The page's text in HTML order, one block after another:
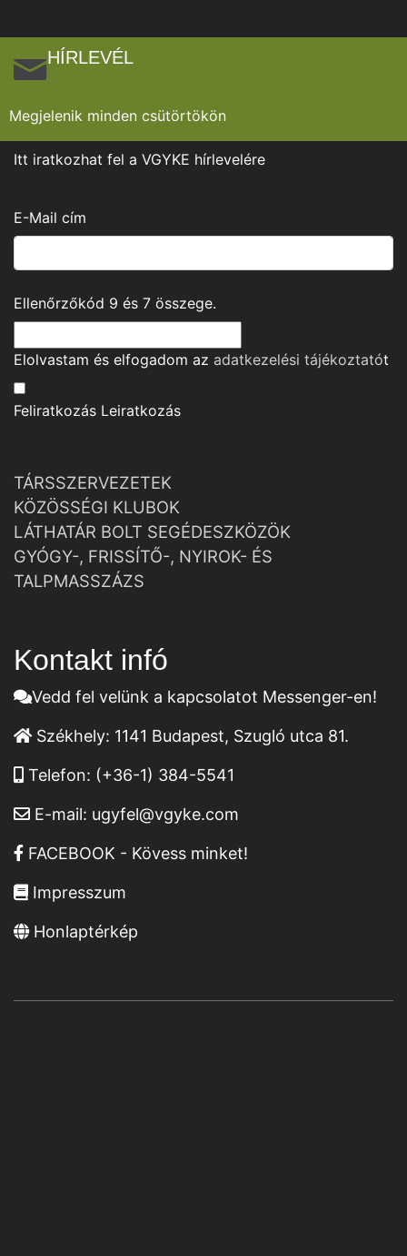
HÍRLEVÉL
Megjelenik minden csütörtökön
Itt iratkozhat fel a VGYKE hírlevelére
E-Mail cím
Ellenőrzőkód 9 és 7 összege.
Elolvastam és elfogadom az adatkezelési tájékoztatót
Feliratkozás Leiratkozás
TÁRSSZERVEZETEK
KÖZÖSSÉGI KLUBOK
LÁTHATÁR BOLT SEGÉDESZKÖZÖK
GYÓGY-, FRISSÍTŐ-, NYIROK- ÉS
TALPMASSZÁZS
Kontakt infó
Vedd fel velünk a kapcsolatot Messenger-en!
Székhely: 1141 Budapest, Szugló utca 81.
Telefon: (+36-1) 384-5541
E-mail: ugyfel@vgyke.com
FACEBOOK - Kövess minket!
Impresszum
Honlaptérkép